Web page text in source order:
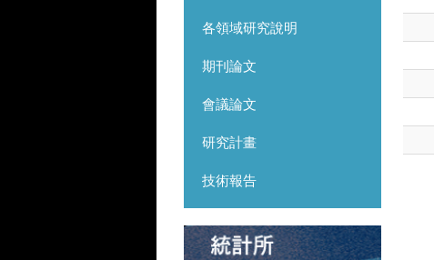
各領域研究說明
期刊論文
會議論文
研究計畫
技術報告